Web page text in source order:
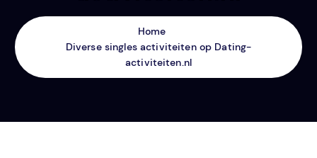
Home
Diverse singles activiteiten op Dating-
activiteiten.nl